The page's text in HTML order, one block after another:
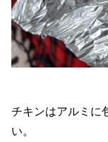
チキンはアルミに
い。